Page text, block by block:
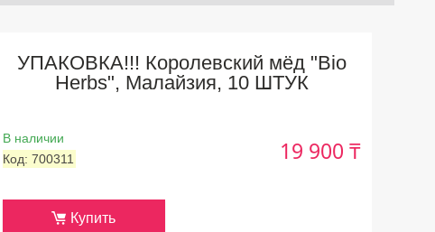
УПАКОВКА!!! Королевский мёд "Bio
Herbs", Малайзия, 10 ШТУК
В наличии
Код: 700311 19 900 ₸
Купить